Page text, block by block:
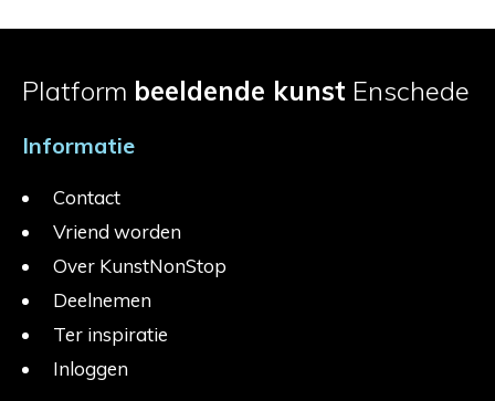
Platform beeldende kunst Enschede
Informatie
Contact
Vriend worden
Over KunstNonStop
Deelnemen
Ter inspiratie
Inloggen